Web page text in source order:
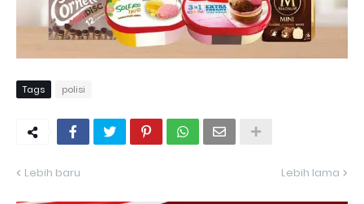
Tags polisi
Lebih baru Lebih lama